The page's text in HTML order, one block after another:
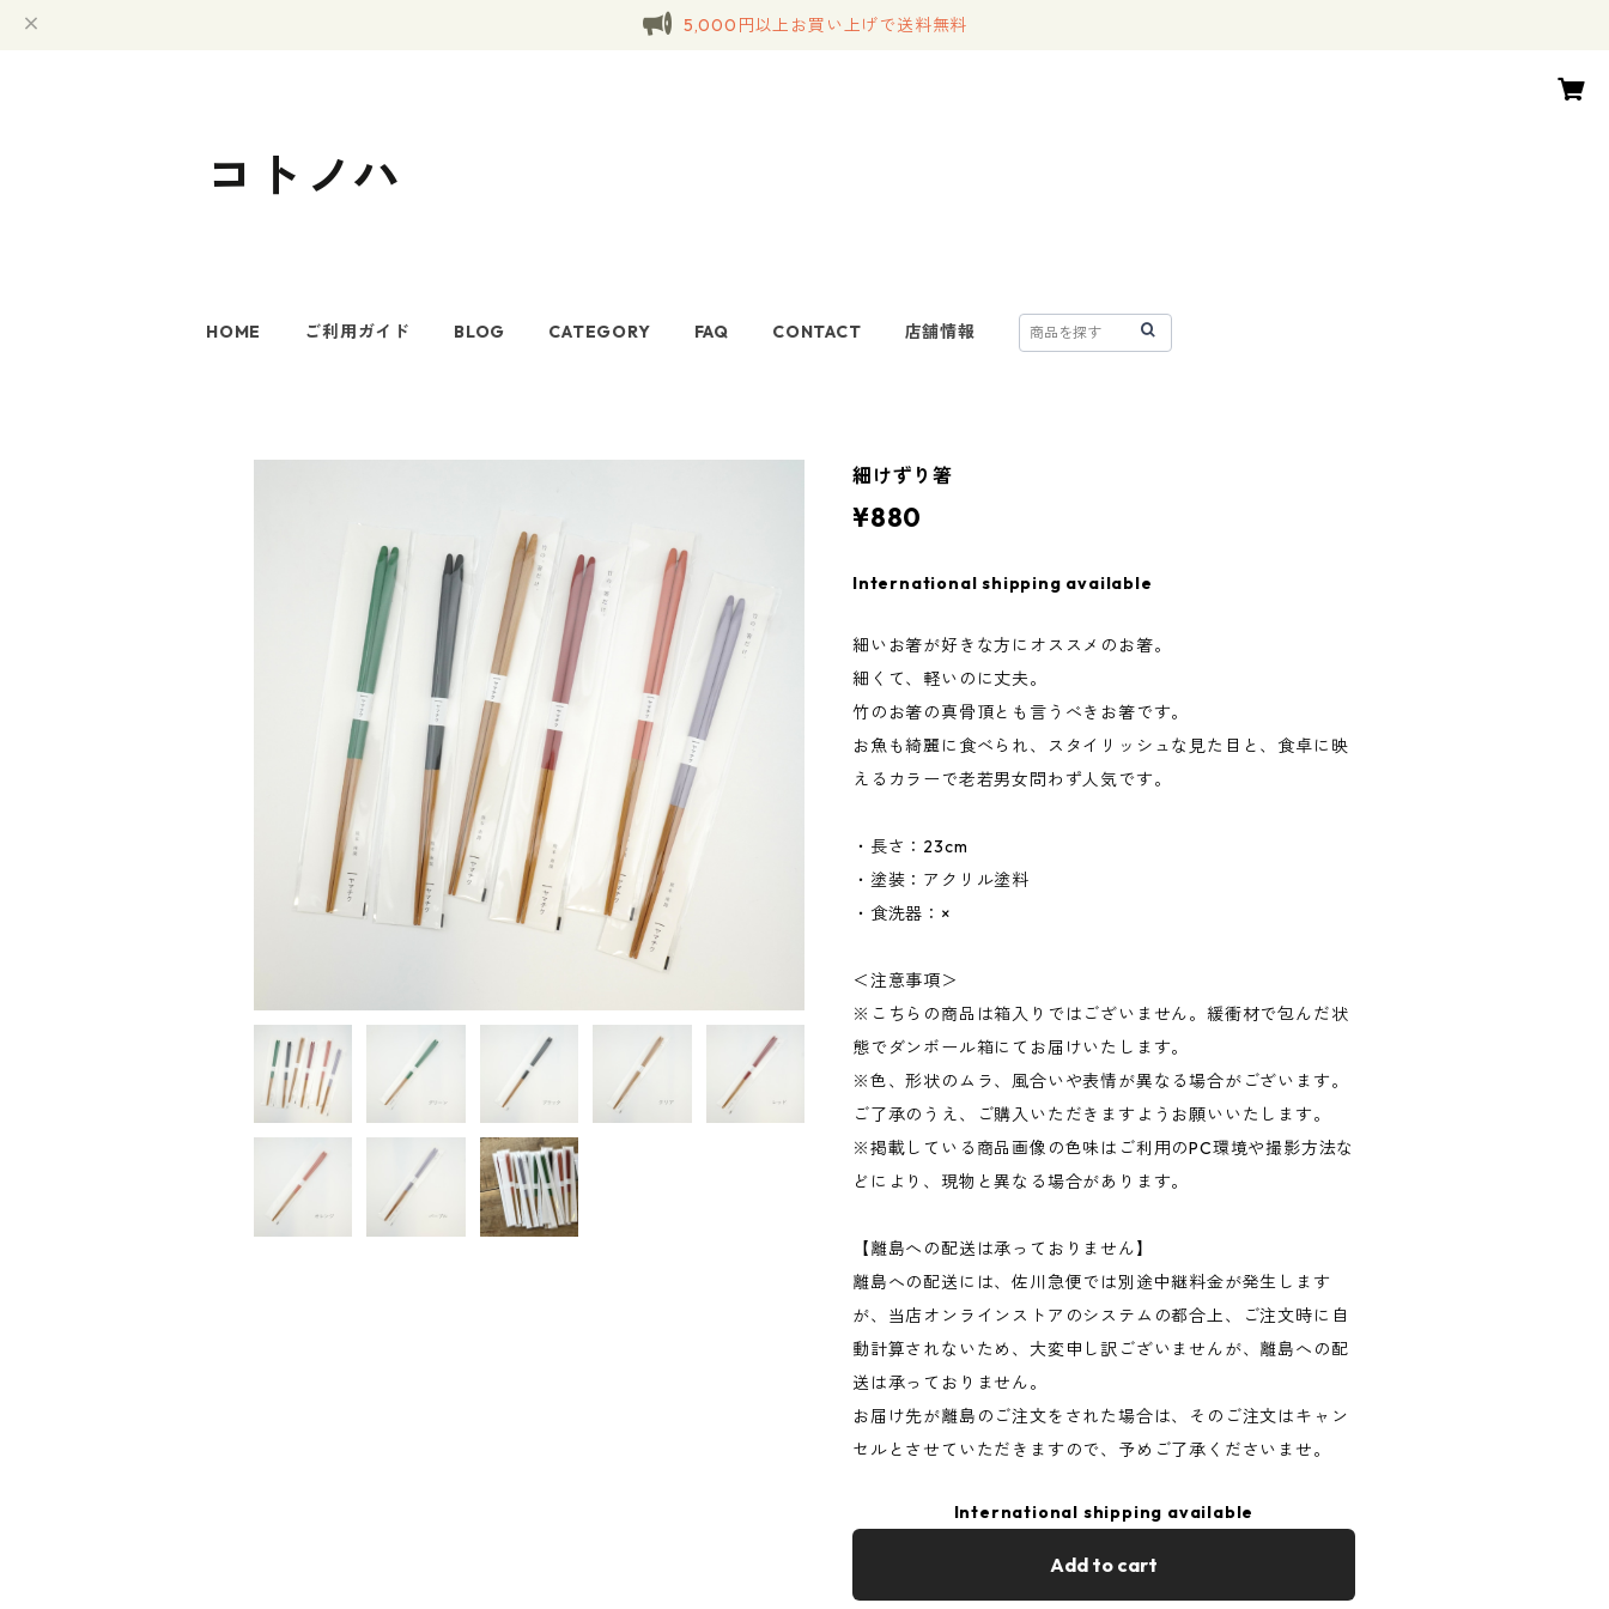
5,000円以上お買い上げで送料無料
コトノハ
HOME ご利用ガイド BLOG CATEGORY FAQ CONTACT 店舗情報
細けずり箸
¥880
International shipping available
細いお箸が好きな方にオススメのお箸。
細くて、軽いのに丈夫。
竹のお箸の真骨頂とも言うべきお箸です。
お魚も綺麗に食べられ、スタイリッシュな見た目と、食卓に映
えるカラーで老若男女問わず人気です。
・長さ：23cm
・塗装：アクリル塗料
・食洗器：×
＜注意事項＞
※こちらの商品は箱入りではございません。緩衝材で包んだ状
態でダンボール箱にてお届けいたします。
※色、形状のムラ、風合いや表情が異なる場合がございます。
ご了承のうえ、ご購入いただきますようお願いいたします。
※掲載している商品画像の色味はご利用のPC環境や撮影方法な
どにより、現物と異なる場合があります。
【離島への配送は承っておりません】
離島への配送には、佐川急便では別途中継料金が発生します
が、当店オンラインストアのシステムの都合上、ご注文時に自
動計算されないため、大変申し訳ございませんが、離島への配
送は承っておりません。
お届け先が離島のご注文をされた場合は、そのご注文はキャン
セルとさせていただきますので、予めご了承くださいませ。
International shipping available
Add to cart